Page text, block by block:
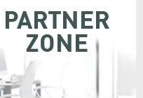
PARTNER
ZONE